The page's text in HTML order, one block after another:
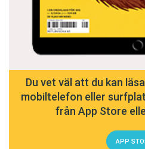
Du vet väl att du kan
mobiltelefon eller
från App Store
APP